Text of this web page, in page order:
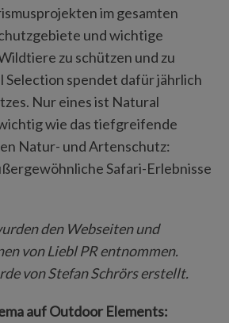
im gesamten
und wichtige
zu schützen und zu
spendet dafür jährlich
Nur eines ist Natural
wie das tiefgreifende
Natur- und Artenschutz:
Safari-Erlebnisse
den Webseiten und
von Liebl PR entnommen.
von Stefan Schrörs erstellt.
auf Outdoor Elements: